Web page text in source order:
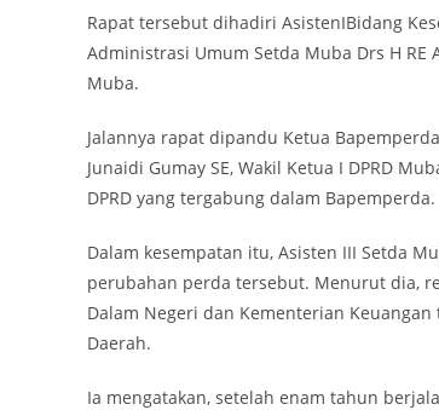
Rapat tersebut dihadiri AsistenIBidang
Administrasi Umum Setda Muba Drs H
Muba.
Jalannya rapat dipandu Ketua
Junaidi Gumay SE, Wakil Ketua I DPRD
DPRD yang tergabung dalam Bapemperda.
Dalam kesempatan itu, Asisten III Setda
perubahan perda tersebut. Menurut dia,
Dalam Negeri dan Kementerian
Daerah.
Ia mengatakan, setelah enam tahun